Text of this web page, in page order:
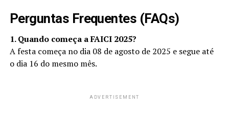
Perguntas Frequentes (FAQs)
1. Quando começa a FAICI 2025?
A festa começa no dia 08 de agosto de 2025 e segue até
o dia 16 do mesmo mês.
ADVERTISEMENT